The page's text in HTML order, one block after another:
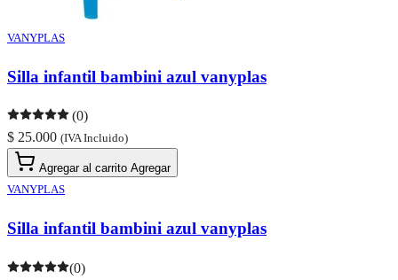
VANYPLAS
Silla infantil bambini azul vanyplas
(0)
$ 25.000 (IVA Incluido)
Agregar al carrito Agregar
VANYPLAS
Silla infantil bambini azul vanyplas
(0)